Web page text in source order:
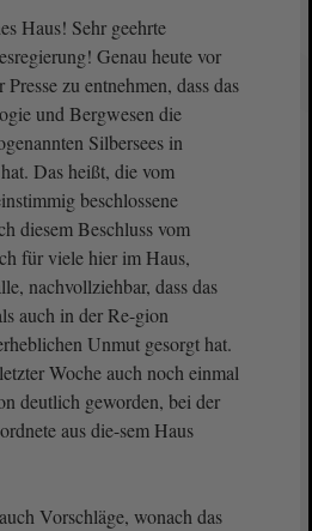
Haus! Sehr geehrte
Genau heute vor
zu entnehmen, dass das
und Bergwesen die
Silbersees in
Das heißt, die vom
beschlossene
diesem Beschluss vom
für viele hier im Haus,
nachvollziehbar, dass das
auch in der Re-gion
Unmut gesorgt hat.
Woche auch noch einmal
deutlich geworden, bei der
aus die-sem Haus
Vorschläge, wonach das